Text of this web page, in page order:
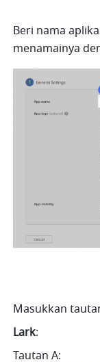
Beri nama
menamainya
Masukkan
Lark: